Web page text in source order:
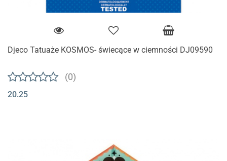
Djeco Tatuaże KOSMOS- świecące w ciemności DJ09590
(0)
20.25